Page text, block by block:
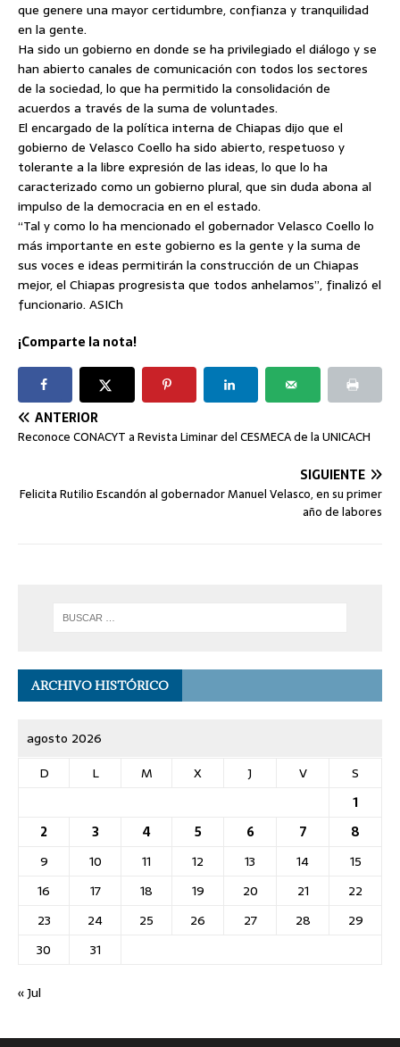
que genere una mayor certidumbre, confianza y tranquilidad
en la gente.
Ha sido un gobierno en donde se ha privilegiado el diálogo y se
han abierto canales de comunicación con todos los sectores
de la sociedad, lo que ha permitido la consolidación de
acuerdos a través de la suma de voluntades.
El encargado de la política interna de Chiapas dijo que el
gobierno de Velasco Coello ha sido abierto, respetuoso y
tolerante a la libre expresión de las ideas, lo que lo ha
caracterizado como un gobierno plural, que sin duda abona al
impulso de la democracia en en el estado.
“Tal y como lo ha mencionado el gobernador Velasco Coello lo
más importante en este gobierno es la gente y la suma de
sus voces e ideas permitirán la construcción de un Chiapas
mejor, el Chiapas progresista que todos anhelamos”, finalizó el
funcionario. ASICh
¡Comparte la nota!
ANTERIOR
Reconoce CONACYT a Revista Liminar del CESMECA de la UNICACH
SIGUIENTE
Felicita Rutilio Escandón al gobernador Manuel Velasco, en su primer
año de labores
ARCHIVO HISTÓRICO
agosto 2026
D
L M X J V
S
1
2
3 4 5 6 7
8
9
10 11 12 13 14
15
16
17 18 19 20 21
22
23
24 25 26 27 28
29
30
31
« Jul